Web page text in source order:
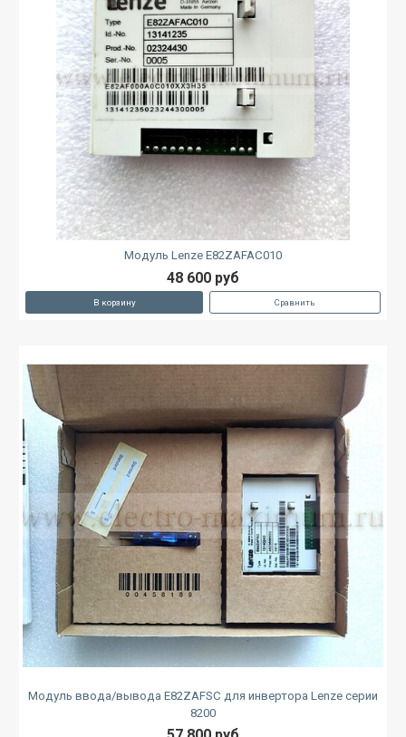
Модуль Lenze E82ZAFAC010
48 600 руб
В корзину Сравнить
Модуль ввода/вывода E82ZAFSC для инвертора Lenze серии
8200